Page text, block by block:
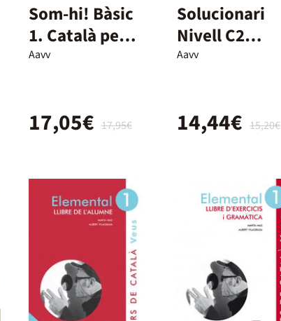
Som-hi! Bàsic
1. Català per a
adults A2.
Aavv
17,95€
17,05€
Solucionari
Nivell C2
(Nova edició
Aavv
15,20€
14,44€